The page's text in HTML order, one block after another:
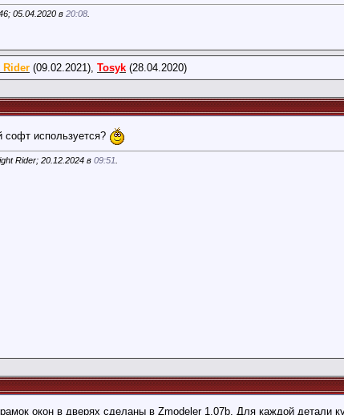
05.04.2020 в 20:08
Rider (09.02.2021), Tosyk (28.04.2020)
софт используется?
Rider; 20.12.2024 в 09:51
окон в дверях сделаны в Zmodeler 1.07b. Для каждой детали